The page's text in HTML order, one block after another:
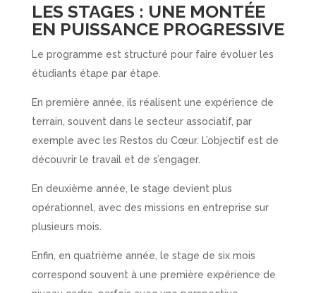
LES STAGES : UNE MONTÉE
EN PUISSANCE PROGRESSIVE
Le programme est structuré pour faire évoluer les
étudiants étape par étape.
En première année, ils réalisent une expérience de
terrain, souvent dans le secteur associatif, par
exemple avec les Restos du Cœur. L’objectif est de
découvrir le travail et de s’engager.
En deuxième année, le stage devient plus
opérationnel, avec des missions en entreprise sur
plusieurs mois.
Enfin, en quatrième année, le stage de six mois
correspond souvent à une première expérience de